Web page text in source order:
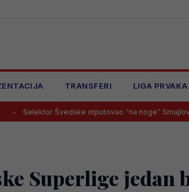
TRANSFERI LIGA PRVAKA
Švedske otputovao “na noge” Smajloviću, budući
Superlige